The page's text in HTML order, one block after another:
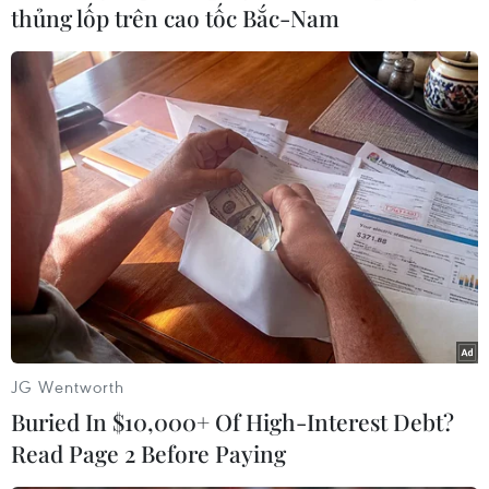
lẫy như đi dự sự kiện. Đặc biệt, với phong cách
đánh má hồng ngang đậm, cùng đôi lông mày
phẩy sợi và kẻ mắt sắc sảo khiến cô nàng có tạo
hình thật sự ấn tượng.
thủng lốp trên cao tốc Bắc-Nam
JG Wentworth
Buried In $10,000+ Of High-Interest Debt?
Read Page 2 Before Paying